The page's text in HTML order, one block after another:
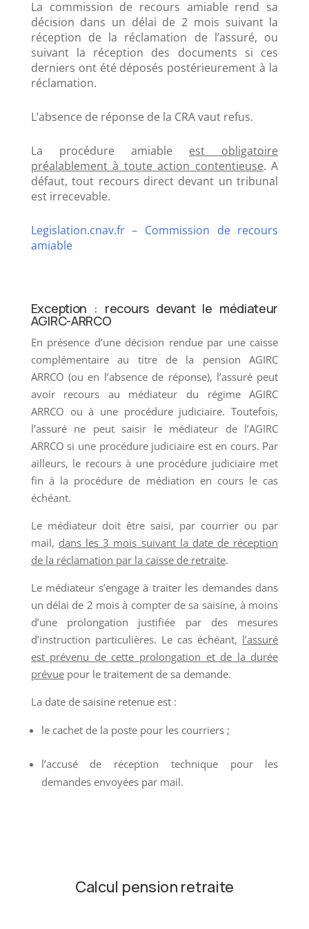
La commission de recours amiable rend sa
décision dans un délai de 2 mois suivant la
réception de la réclamation de l’assuré, ou
suivant la réception des documents si ces
derniers ont été déposés postérieurement à la
réclamation.
L’absence de réponse de la CRA vaut refus.
La procédure amiable est obligatoire
préalablement à toute action contentieuse. A
défaut, tout recours direct devant un tribunal
est irrecevable.
Legislation.cnav.fr – Commission de recours
amiable
Exception : recours devant le médiateur
AGIRC-ARRCO
En présence d’une décision rendue par une caisse
complémentaire au titre de la pension AGIRC
ARRCO (ou en l’absence de réponse), l’assuré peut
avoir recours au médiateur du régime AGIRC
ARRCO ou à une procédure judiciaire. Toutefois,
l’assuré ne peut saisir le médiateur de l’AGIRC
ARRCO si une procédure judiciaire est en cours. Par
ailleurs, le recours à une procédure judiciaire met
fin à la procédure de médiation en cours le cas
échéant.
Le médiateur doit être saisi, par courrier ou par
mail, dans les 3 mois suivant la date de réception
de la réclamation par la caisse de retraite.
Le médiateur s’engage à traiter les demandes dans
un délai de 2 mois à compter de sa saisine, à moins
d’une prolongation justifiée par des mesures
d’instruction particulières. Le cas échéant, l’assuré
est prévenu de cette prolongation et de la durée
prévuepour le traitement de sa demande.
La date de saisine retenue est :
le cachet de la poste pour les courriers ;
l’accusé de réception technique pour les
demandes envoyées par mail.
Calcul pension retraite